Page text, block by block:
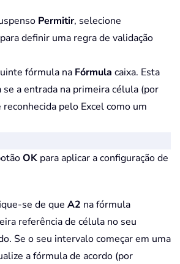
Permitir, selecione
para definir uma regra de validação
fórmula na Fórmula caixa. Esta
a entrada na primeira célula (por
pelo Excel como um
OK para aplicar a configuração de
se de que A2 na fórmula
referência de célula no seu
Se o seu intervalo começar em uma
a fórmula de acordo (por